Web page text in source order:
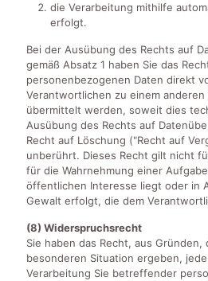
die Verarbeitung mithilfe
erfolgt.
Bei der Ausübung des Rechts auf
gemäß Absatz 1 haben Sie das
personenbezogenen Daten direkt
Verantwortlichen zu einem
übermittelt werden, soweit dies
Ausübung des Rechts auf
Recht auf Löschung ("Recht auf
unberührt. Dieses Recht gilt nicht
für die Wahrnehmung einer
öffentlichen Interesse liegt oder in
Gewalt erfolgt, die dem
(8) Widerspruchsrecht
Sie haben das Recht, aus Gründen,
besonderen Situation ergeben,
Verarbeitung Sie betreffender